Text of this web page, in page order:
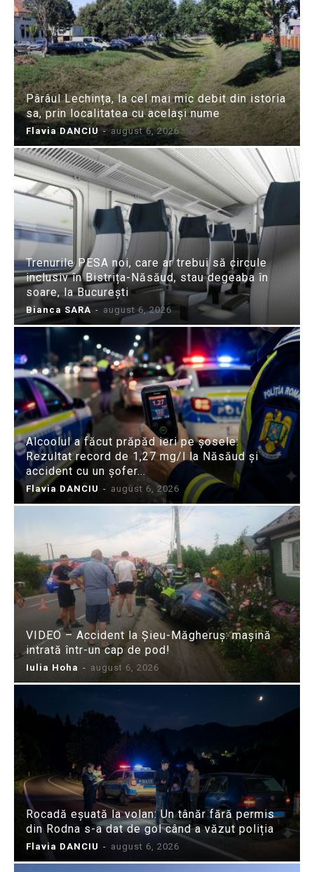
Pârâul Lechința, la cel mai mic debit din istoria
sa, prin localitatea cu același nume
Flavia DANCIU - august 6, 2026
Trenurile PESA noi, care ar trebui să circule
inclusiv în Bistrița-Năsăud, stau degeaba în
soare, la București
Bianca SARA - august 6, 2026
Alcoolul a făcut prăpăd ieri pe șosele:
Rezultat record de 1,27 mg/l la Năsăud și
accident cu un șofer...
Flavia DANCIU - august 6, 2026
VIDEO – Accident la Șieu-Măgheruș: mașină
intrată într-un cap de pod!
Iulia Hoha - august 6, 2026
Rocadă eșuată la volan: Un tânăr fără permis
din Rodna s-a dat de gol când a văzut poliția
Flavia DANCIU - august 6, 2026